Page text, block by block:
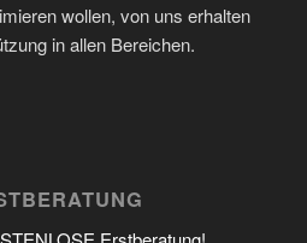
wollen, von uns erhalten
in allen Bereichen.